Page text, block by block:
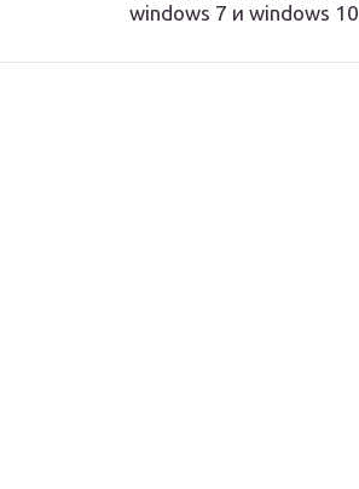
windows 7 и windows 10